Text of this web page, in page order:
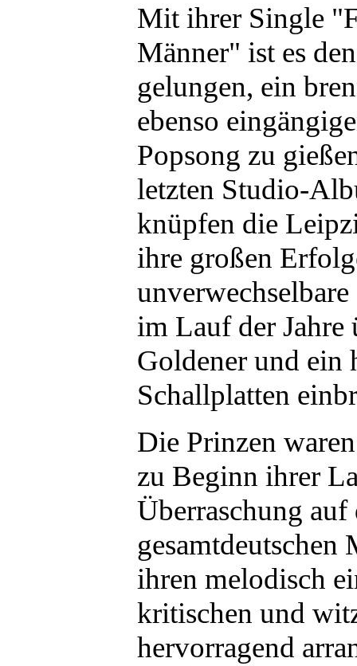
Mit ihrer Single
Männer" ist es
gelungen, ein
ebenso
Popsong zu
letzten Studio-
knüpfen die
ihre großen
im Lauf der Jahre
Goldener und ein
Schallplatten
Die Prinzen
zu Beginn ihrer
Überraschung
ihren melodisch
kritischen und
hervorragend